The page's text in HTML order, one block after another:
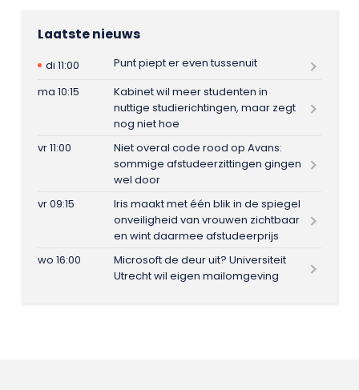
Laatste nieuws
di 11:00
Punt piept er even tussenuit
ma 10:15
Kabinet wil meer studenten in
nuttige studierichtingen, maar zegt
nog niet hoe
vr 11:00
Niet overal code rood op Avans:
sommige afstudeerzittingen gingen
wel door
vr 09:15
Iris maakt met één blik in de spiegel
onveiligheid van vrouwen zichtbaar
en wint daarmee afstudeerprijs
wo 16:00
Microsoft de deur uit? Universiteit
Utrecht wil eigen mailomgeving